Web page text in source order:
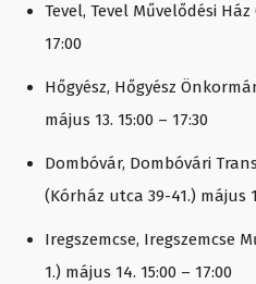
Tevel, Tevel Művelődési Ház
17:00
Hőgyész, Hőgyész
május 13. 15:00 – 17:30
Dombóvár, Dombóvári
(Kórház utca 39-41.) május
Iregszemcse, Iregszemcse
1.) május 14. 15:00 – 17:00